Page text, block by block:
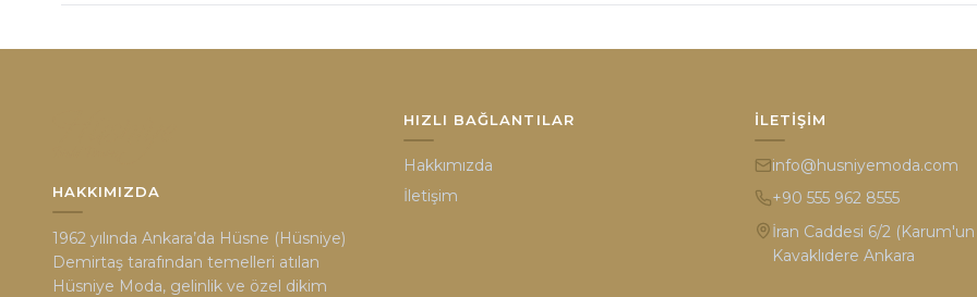
HAKKIMIZDA
1962 yılında Ankara’da Hüsne (Hüsniye)
Demirtaş tarafından temelleri atılan
Hüsniye Moda, gelinlik ve özel dikim
HIZLI BAĞLANTILAR
Hakkımızda
İletişim
İLETIŞIM
info@husniyemoda.com
+90 555 962 8555
İran Caddesi 6/2 (Karum'un
Kavaklıdere Ankara